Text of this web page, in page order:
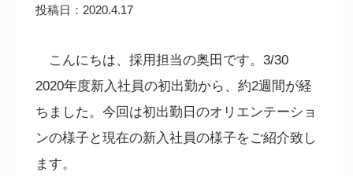
投稿日：2020.4.17
こんにちは、採用担当の奥田です。3/30
2020年度新入社員の初出勤から、約2週間が経
ちました。今回は初出勤日のオリエンテーショ
ンの様子と現在の新入社員の様子をご紹介致し
ます。